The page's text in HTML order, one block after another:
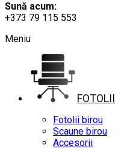
Sună acum:
+373 79 115 553
Meniu
FOTOLII
Fotolii birou
Scaune birou
Accesorii